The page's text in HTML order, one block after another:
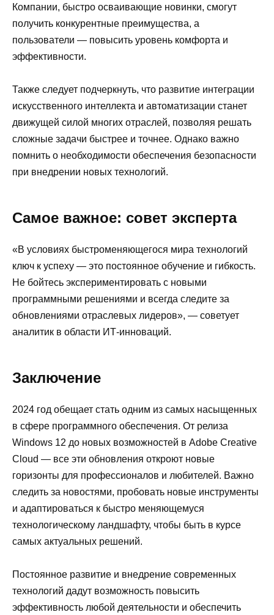
Компании, быстро осваивающие новинки, смогут
получить конкурентные преимущества, а
пользователи — повысить уровень комфорта и
эффективности.
Также следует подчеркнуть, что развитие интеграции
искусственного интеллекта и автоматизации станет
движущей силой многих отраслей, позволяя решать
сложные задачи быстрее и точнее. Однако важно
помнить о необходимости обеспечения безопасности
при внедрении новых технологий.
Самое важное: совет эксперта
«В условиях быстроменяющегося мира технологий
ключ к успеху — это постоянное обучение и гибкость.
Не бойтесь экспериментировать с новыми
программными решениями и всегда следите за
обновлениями отраслевых лидеров», — советует
аналитик в области ИТ-инноваций.
Заключение
2024 год обещает стать одним из самых насыщенных
в сфере программного обеспечения. От релиза
Windows 12 до новых возможностей в Adobe Creative
Cloud — все эти обновления откроют новые
горизонты для профессионалов и любителей. Важно
следить за новостями, пробовать новые инструменты
и адаптироваться к быстро меняющемуся
технологическому ландшафту, чтобы быть в курсе
самых актуальных решений.
Постоянное развитие и внедрение современных
технологий дадут возможность повысить
эффективность любой деятельности и обеспечить